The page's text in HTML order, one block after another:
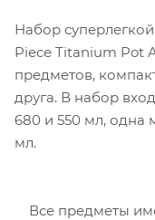
Набор
Piece Titanium Pot
предметов,
друга. В набор
680 и 550 мл, одна
мл.
Все предметы